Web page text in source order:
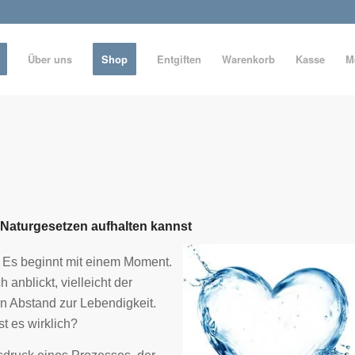
Über uns Shop Entgiften Warenkorb Kasse
aufhalten kannst
beginnt mit einem Moment.
anblickt, vielleicht der
Abstand zur Lebendigkeit.
es wirklich?